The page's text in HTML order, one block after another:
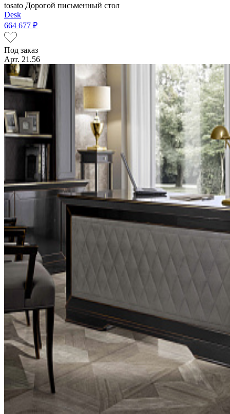
tosato Дорогой письменный стол
Desk
664 677 ₽
Под заказ
Арт. 21.56